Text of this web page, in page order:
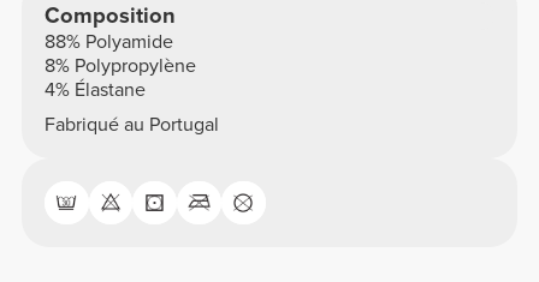
Composition
88% Polyamide
8% Polypropylène
4% Élastane
Fabriqué au Portugal